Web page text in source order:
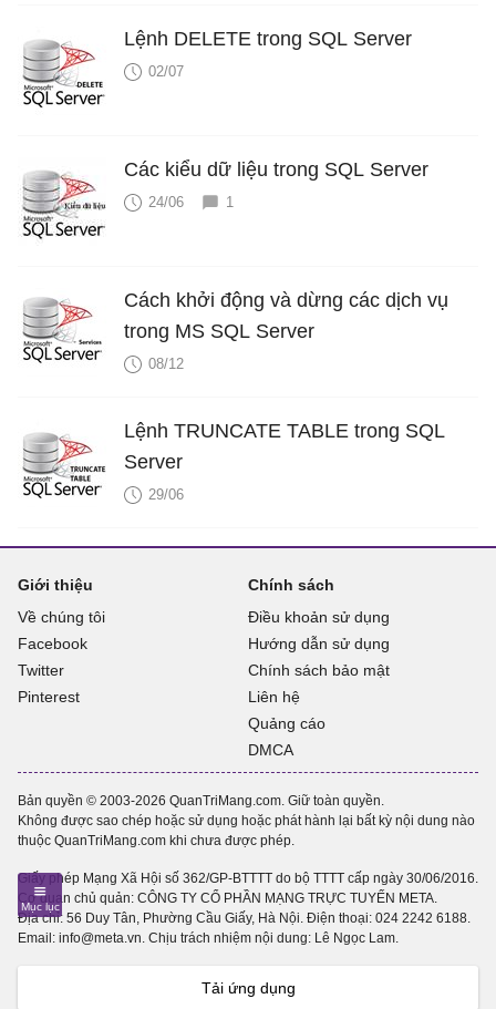
Lệnh DELETE trong SQL Server
02/07
Các kiểu dữ liệu trong SQL Server
24/06 1
Cách khởi động và dừng các dịch vụ
trong MS SQL Server
08/12
Lệnh TRUNCATE TABLE trong SQL
Server
29/06
Giới thiệu
Về chúng tôi
Facebook
Twitter
Pinterest
Chính sách
Điều khoản sử dụng
Hướng dẫn sử dụng
Chính sách bảo mật
Liên hệ
Quảng cáo
DMCA
Bản quyền © 2003-2026 QuanTriMang.com. Giữ toàn quyền.
Không được sao chép hoặc sử dụng hoặc phát hành lại bất kỳ nội dung nào
thuộc QuanTriMang.com khi chưa được phép.
Giấy phép Mạng Xã Hội số 362/GP-BTTTT do bộ TTTT cấp ngày 30/06/2016.
Cơ quan chủ quản: CÔNG TY CỔ PHẦN MẠNG TRỰC TUYẾN META.
Địa chỉ: 56 Duy Tân, Phường Cầu Giấy, Hà Nội. Điện thoại: 024 2242 6188.
Email: info@meta.vn. Chịu trách nhiệm nội dung: Lê Ngọc Lam.
Tải ứng dụng